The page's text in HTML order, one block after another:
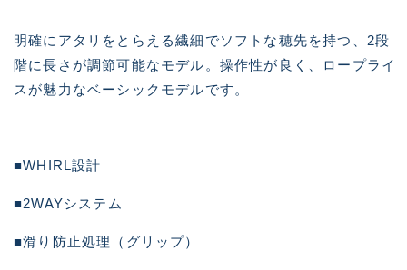
明確にアタリをとらえる繊細でソフトな穂先を持つ、2段
階に長さが調節可能なモデル。操作性が良く、ロープライ
スが魅力なベーシックモデルです。
■WHIRL設計
■2WAYシステム
■滑り防止処理（グリップ）